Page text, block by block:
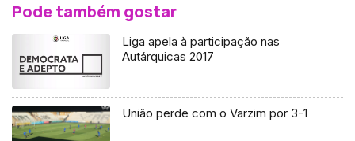
Pode também gostar
Liga apela à participação nas
Autárquicas 2017
União perde com o Varzim por 3-1